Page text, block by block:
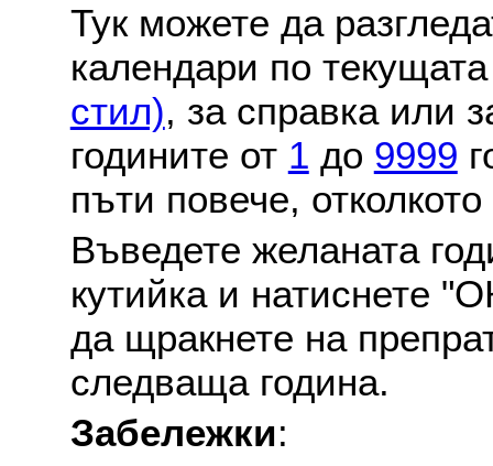
Тук можете да
календари по
стил), за справка или
годините от 1 до 9999
пъти повече,
Въведете желаната
кутийка и натиснете
да щракнете на
следваща година.
Забележки: